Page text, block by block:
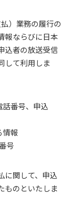
）業務の履行の
報ならびに日本
込者の放送受信
して利用しま
話番号、申込
情報
号
に関して、申込
ものといたしま